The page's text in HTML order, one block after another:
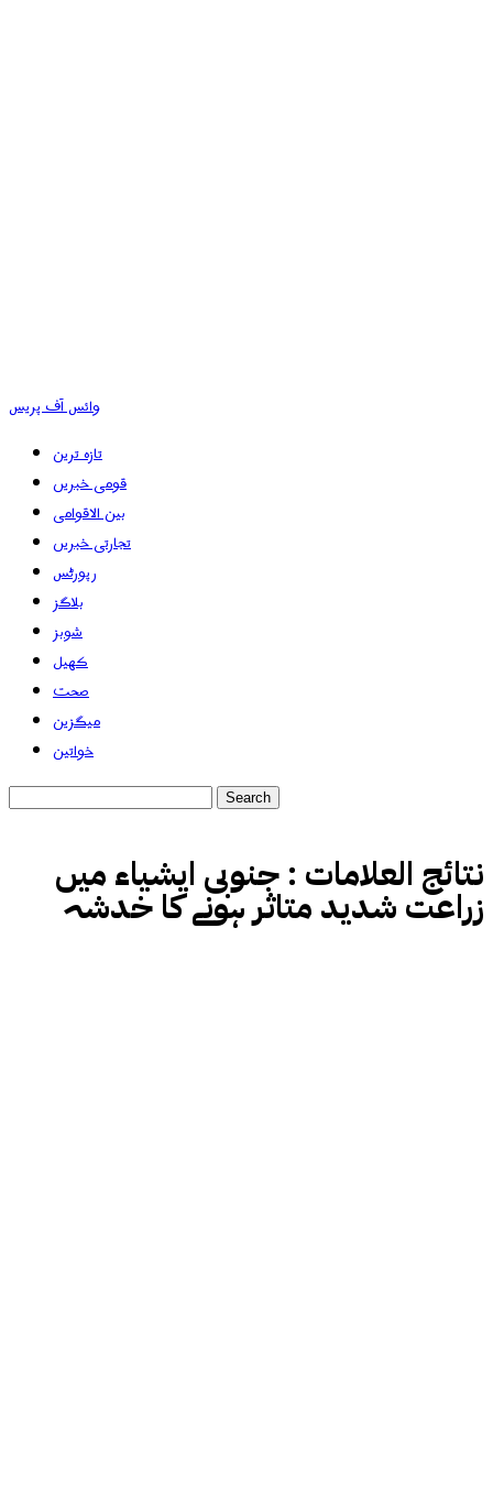
وائس آف پریس
تازہ ترین
قومی خبریں
بین الاقوامی
تجارتی خبریں
رپورٹس
بلاگز
شوبز
کھیل
صحت
میگزین
خواتین
نتائج العلامات : جنوبی ایشیاء میں
زراعت شدید متاثر ہونے کا خدشہ